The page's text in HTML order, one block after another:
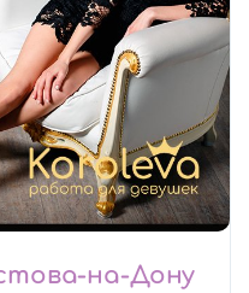
на-Дону